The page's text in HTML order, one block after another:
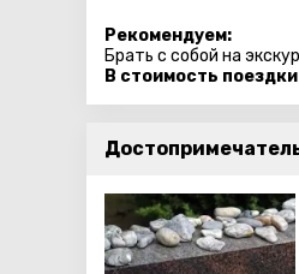
Рекомендуем:
Брать с собой на
В стоимость